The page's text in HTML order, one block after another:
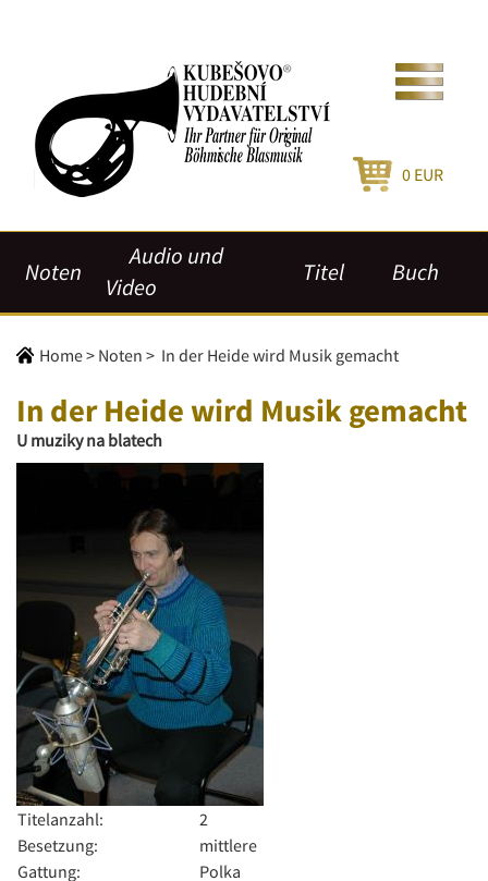
0 EUR
Noten
Audio und
Video
Titel Buch
Home> Noten > In der Heide wird Musik gemacht
In der Heide wird Musik gemacht
U muziky na blatech
Titelanzahl:
2
Besetzung:
mittlere
Gattung:
Polka